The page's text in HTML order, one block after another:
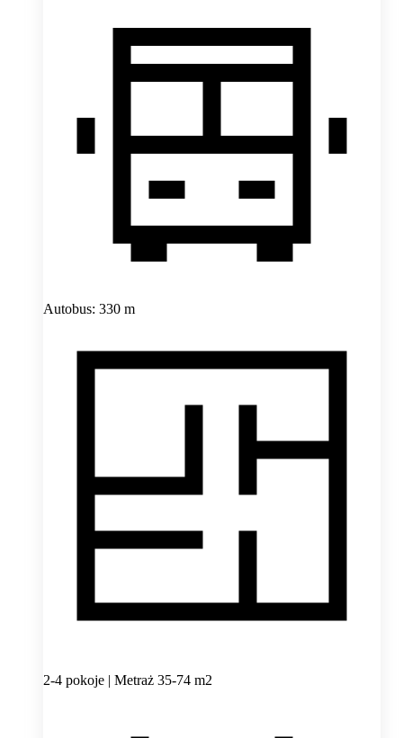
Autobus: 330 m
2-4 pokoje | Metraż 35-74 m2